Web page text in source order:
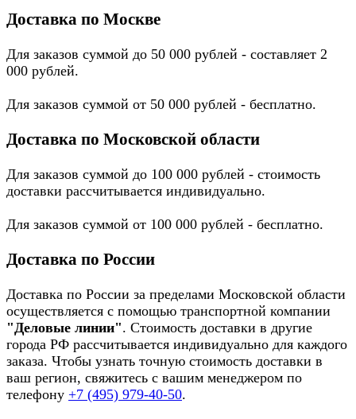
Доставка по Москве
Для заказов суммой до 50 000 рублей - составляет 2
000 рублей.
Для заказов суммой от 50 000 рублей - бесплатно.
Доставка по Московской области
Для заказов суммой до 100 000 рублей - стоимость
доставки рассчитывается индивидуально.
Для заказов суммой от 100 000 рублей - бесплатно.
Доставка по России
Доставка по России за пределами Московской области
осуществляется с помощью транспортной компании
"Деловые линии". Стоимость доставки в другие
города РФ рассчитывается индивидуально для каждого
заказа. Чтобы узнать точную стоимость доставки в
ваш регион, свяжитесь с вашим менеджером по
телефону +7 (495) 979-40-50.